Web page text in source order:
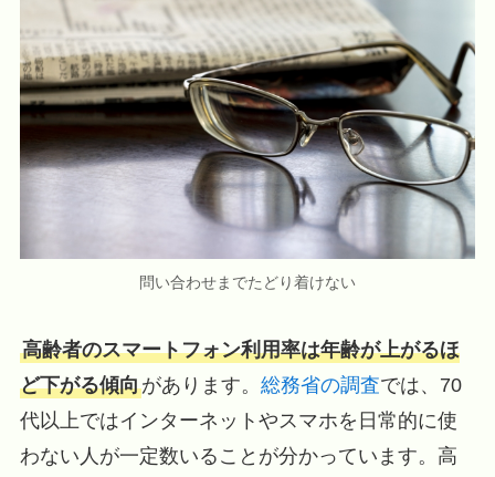
問い合わせまでたどり着けない
高齢者のスマートフォン利用率は年齢が上がるほ
ど下がる傾向があります。 総務省の調査では、70
代以上ではインターネットやスマホを日常的に使
わない人が一定数いることが分かっています。高